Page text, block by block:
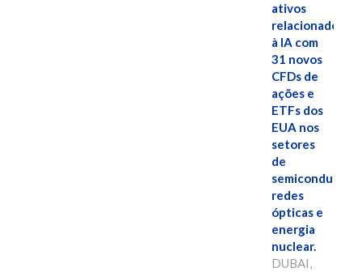
ativos
relacionados
à IA com
31 novos
CFDs de
ações e
ETFs dos
EUA nos
setores
de
redes
ópticas e
energia
nuclear.
DUBAI,